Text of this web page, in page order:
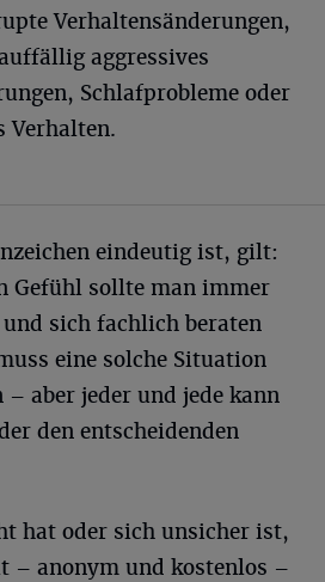
Verhaltensänderungen,
aggressives
Schlafprobleme oder
Verhalten.
eindeutig ist, gilt:
Gefühl sollte man immer
und sich fachlich beraten
eine solche Situation
aber jeder und jede kann
den entscheidenden
hat oder sich unsicher ist,
– anonym und kostenlos –